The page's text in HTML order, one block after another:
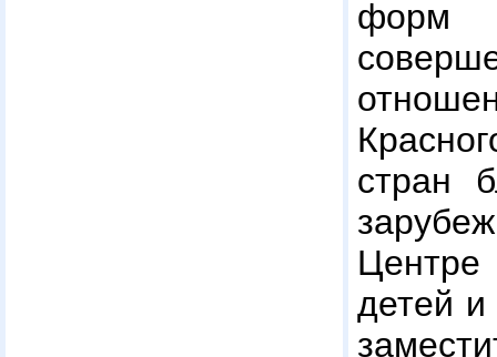
стран
Центре
детей